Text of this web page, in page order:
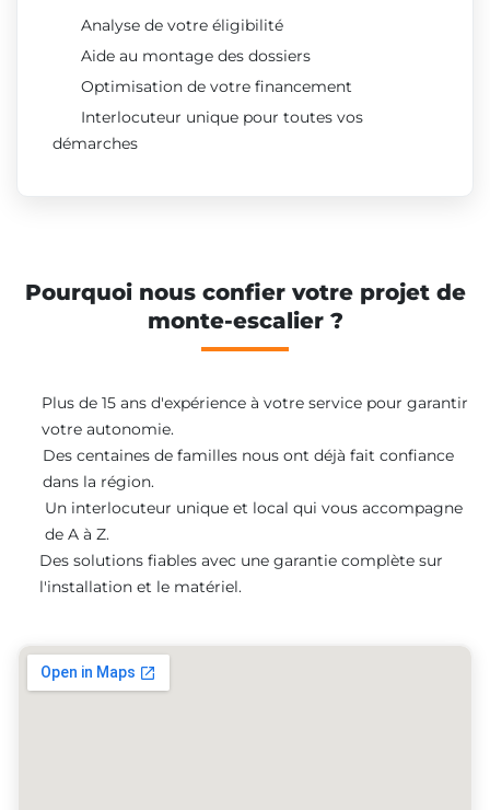
Analyse de votre éligibilité
Aide au montage des dossiers
Optimisation de votre financement
Interlocuteur unique pour toutes vos
démarches
Pourquoi nous confier votre projet de
monte-escalier ?
Plus de 15 ans d'expérience à votre service pour garantir
votre autonomie.
Des centaines de familles nous ont déjà fait confiance
dans la région.
Un interlocuteur unique et local qui vous accompagne
de A à Z.
Des solutions fiables avec une garantie complète sur
l'installation et le matériel.